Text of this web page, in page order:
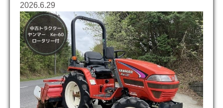
2026.6.29